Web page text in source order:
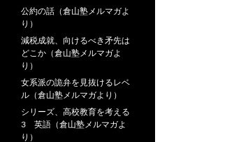
公約の話（倉山塾メルマガよ
り）
減税成就、向けるべき矛先は
どこか（倉山塾メルマガよ
り）
女系派の詭弁を見抜けるレベ
ル（倉山塾メルマガより）
シリーズ、高校教育を考える
3 英語（倉山塾メルマガよ
り）